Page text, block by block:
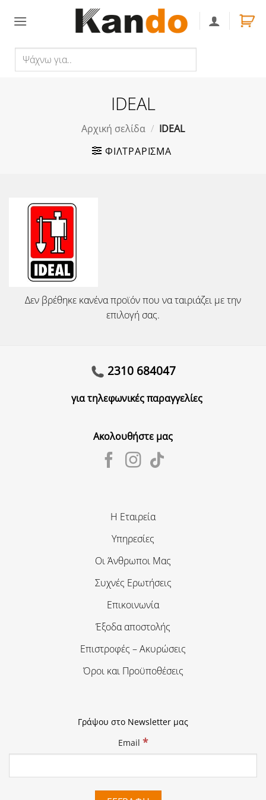
για..
IDEAL
Αρχική σελίδα / IDEAL
ΦΙΛΤΡΆΡΙΣΜΑ
Δεν βρέθηκε κανένα προϊόν που να ταιριάζει με την
επιλογή σας.
2310 684047
για τηλεφωνικές παραγγελίες
Ακολουθήστε μας
Η Εταιρεία
Υπηρεσίες
Οι Άνθρωποι Μας
Συχνές Ερωτήσεις
Επικοινωνία
Έξοδα αποστολής
Επιστροφές – Ακυρώσεις
Όροι και Προϋποθέσεις
Γράψου στο Newsletter μας
Email *